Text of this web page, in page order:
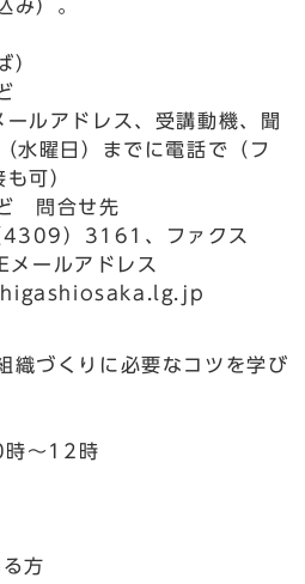
み）。
）
ルアドレス、受講動機、聞
水曜日）までに電話で（フ
可）
問合せ先
4309）3161、ファクス
ールアドレス
織づくりに必要なコツを学び
時～12時
方